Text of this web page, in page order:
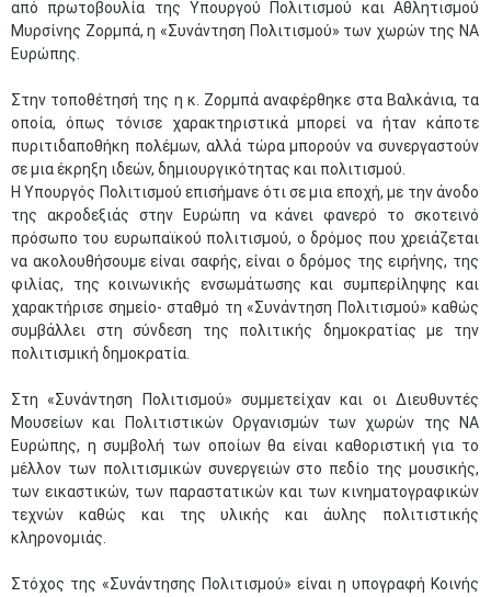
από πρωτοβουλία της Υπουργού Πολιτισμού και Αθλητισμού
Μυρσίνης Ζορμπά, η «Συνάντηση Πολιτισμού» των χωρών της ΝΑ
Ευρώπης.
Στην τοποθέτησή της η κ. Ζορμπά αναφέρθηκε στα Βαλκάνια, τα
οποία, όπως τόνισε χαρακτηριστικά μπορεί να ήταν κάποτε
πυριτιδαποθήκη πολέμων, αλλά τώρα μπορούν να συνεργαστούν
σε μια έκρηξη ιδεών, δημιουργικότητας και πολιτισμού.
Η Υπουργός Πολιτισμού επισήμανε ότι σε μια εποχή, με την άνοδο
της ακροδεξιάς στην Ευρώπη να κάνει φανερό το σκοτεινό
πρόσωπο του ευρωπαϊκού πολιτισμού, ο δρόμος που χρειάζεται
να ακολουθήσουμε είναι σαφής, είναι ο δρόμος της ειρήνης, της
φιλίας, της κοινωνικής ενσωμάτωσης και συμπερίληψης και
χαρακτήρισε σημείο- σταθμό τη «Συνάντηση Πολιτισμού» καθώς
συμβάλλει στη σύνδεση της πολιτικής δημοκρατίας με την
πολιτισμική δημοκρατία.
Στη «Συνάντηση Πολιτισμού» συμμετείχαν και οι Διευθυντές
Μουσείων και Πολιτιστικών Οργανισμών των χωρών της ΝΑ
Ευρώπης, η συμβολή των οποίων θα είναι καθοριστική για το
μέλλον των πολιτισμικών συνεργειών στο πεδίο της μουσικής,
των εικαστικών, των παραστατικών και των κινηματογραφικών
τεχνών καθώς και της υλικής και άυλης πολιτιστικής
κληρονομιάς.
Στόχος της «Συνάντησης Πολιτισμού» είναι η υπογραφή Κοινής